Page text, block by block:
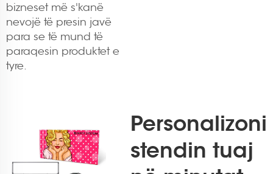
bizneset më s'kanë
nevojë të presin javë
para se të mund të
paraqesin produktet e
tyre.
Personalizoni
stendin tuaj